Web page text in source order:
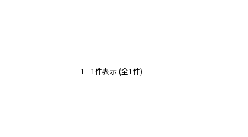
1 - 1件表示 (全1件)